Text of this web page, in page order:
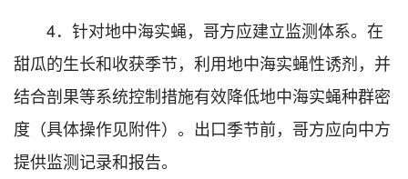
4．针对地中海实蝇，哥方应建立监测体系。在
甜瓜的生长和收获季节，利用地中海实蝇性诱剂，并
结合剖果等系统控制措施有效降低地中海实蝇种群密
度（具体操作见附件）。出口季节前，哥方应向中方
提供监测记录和报告。